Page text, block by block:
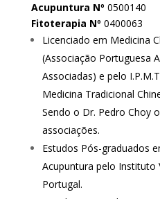
Acupuntura Nº 0500140
Fitoterapia Nº 0400063
Licenciado em Medicina
(Associação Portuguesa
Associadas) e pelo
Medicina Tradicional
Sendo o Dr. Pedro Choy
associações.
Estudos Pós-graduados
Acupuntura pelo Instituto
Portugal.